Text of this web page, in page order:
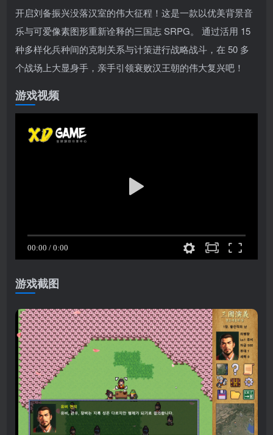
开启刘备振兴没落汉室的伟大征程！这是一款以优美背景音
乐与可爱像素图形重新诠释的三国志 SRPG。 通过活用 15
种多样化兵种间的克制关系与计策进行战略战斗，在 50 多
个战场上大显身手，亲手引领衰败汉王朝的伟大复兴吧！
游戏视频
游戏截图